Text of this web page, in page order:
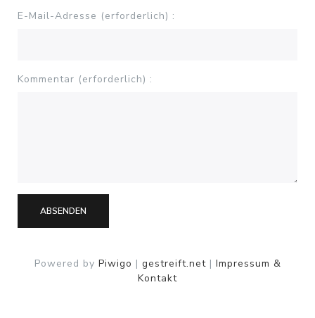
E-Mail-Adresse (erforderlich) :
Kommentar (erforderlich) :
ABSENDEN
Powered by Piwigo | gestreift.net| Impressum &
Kontakt